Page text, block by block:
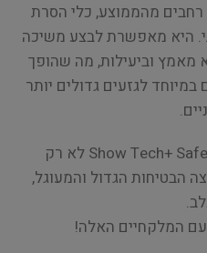
רחבים מהממוצע, כלי הסרת
היא מאפשרת לבצע משיכה
וביעילות, מה שהופך
לגזעים גדולים יותר
המריטה עם מלקחי ה- Show Tech+ Safety Ears לא רק
הבטיחות הגדול והמעוגל,
המלקחיים האלה!